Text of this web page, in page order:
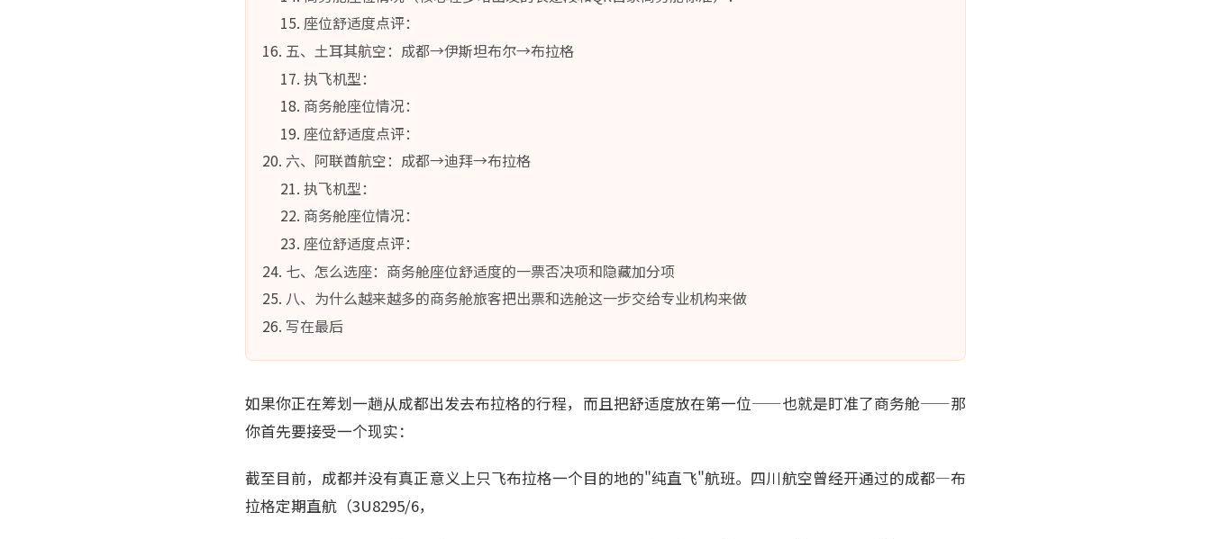
座位舒适度点评：
五、土耳其航空：成都→伊斯坦布尔→布拉格
执飞机型：
商务舱座位情况：
座位舒适度点评：
六、阿联酋航空：成都→迪拜→布拉格
执飞机型：
商务舱座位情况：
座位舒适度点评：
七、怎么选座：商务舱座位舒适度的一票否决项和隐藏加分项
八、为什么越来越多的商务舱旅客把出票和选舱这一步交给专业机构来做
写在最后
如果你正在筹划一趟从成都出发去布拉格的行程，而且把舒适度放在第一位——也就是盯准了商务舱——那
你首先要接受一个现实：
截至目前，成都并没有真正意义上只飞布拉格一个目的地的"纯直飞"航班。四川航空曾经开通过的成都—布
拉格定期直航（3U8295/6，